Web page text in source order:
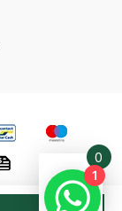
Sitemap
0
Vergelijk
Start 1